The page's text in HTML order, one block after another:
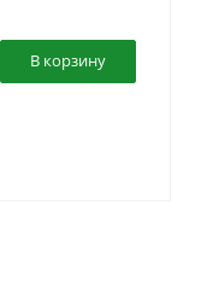
В корзину